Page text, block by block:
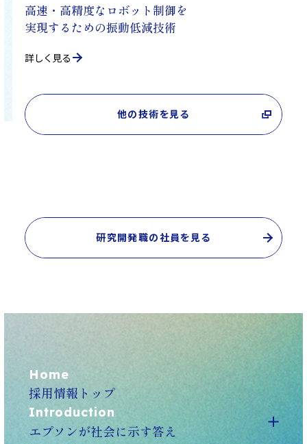
高速・高精度なロボット制御を
実現するための振動低減技術
詳しく見る
他の技術を見る
研究開発職の社員を見る
Home
採用情報トップ
Introduction
エプソンが社会に示す答え